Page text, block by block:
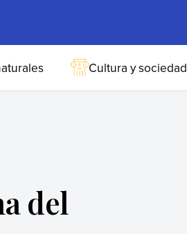
Cultura y sociedad
del